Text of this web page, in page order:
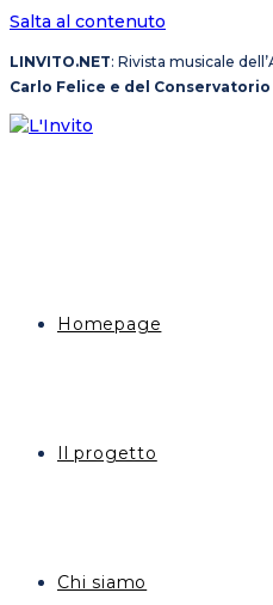
Salta al contenuto
LINVITO.NET: Rivista musicale
Carlo Felice e del
Homepage
Il progetto
Chi siamo